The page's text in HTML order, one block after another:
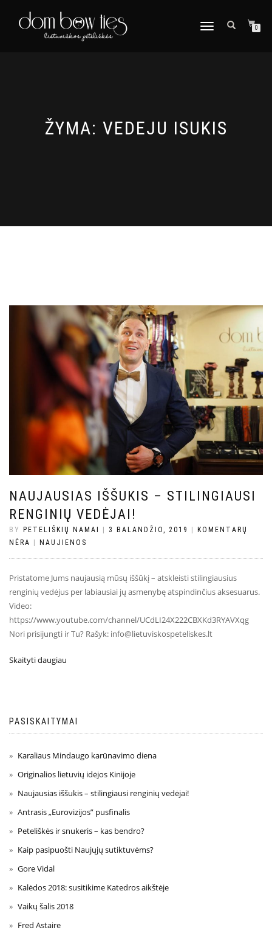
TOGGLE
0
ŽYMA: VEDEJU ISUKIS
NAUJAUSIAS IŠŠUKIS – STILINGIAUSI
RENGINIŲ VEDĖJAI!
BY PETELIŠKIŲ NAMAI | 3 BALANDŽIO, 2019 | KOMENTARŲ
NĖRA | NAUJIENOS
Pristatome Jums naujausią mūsų iššūkį – atskleisti stilingiausius
renginių vedėjus per labiausiai jų asmenybę atspindinčius aksesuarus.
Video:
https://www.youtube.com/channel/UCdLI24X222CBXKd3RYAVXqg
Nori prisijungti ir Tu? Rašyk: info@lietuviskospeteliskes.lt
Skaityti daugiau
PASISKAITYMAI
Karaliaus Mindaugo karūnavimo diena
Originalios lietuvių idėjos Kinijoje
Naujausias iššukis – stilingiausi renginių vedėjai!
Antrasis „Eurovizijos” pusfinalis
Peteliškės ir snukeris – kas bendro?
Kaip pasipuošti Naujųjų sutiktuvėms?
Gore Vidal
Kalėdos 2018: susitikime Katedros aikštėje
Vaikų šalis 2018
Fred Astaire